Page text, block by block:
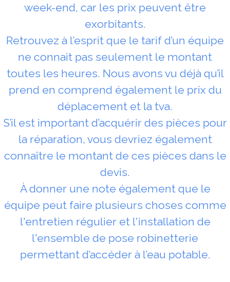
week-end, car les prix peuvent être
exorbitants.
Retrouvez à l’esprit que le tarif d’un équipe
ne connait pas seulement le montant
toutes les heures. Nous avons vu déjà qu’il
prend en comprend également le prix du
déplacement et la tva.
S’il est important d’acquérir des pièces pour
la réparation, vous devriez également
connaître le montant de ces pièces dans le
devis.
À donner une note également que le
équipe peut faire plusieurs choses comme
l'entretien régulier et l'installation de
l'ensemble de pose robinetterie
permettant d’accéder à l’eau potable.